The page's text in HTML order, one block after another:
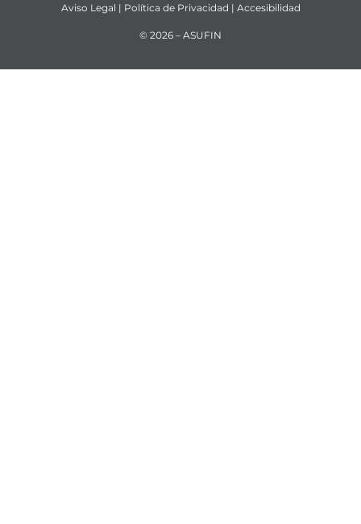
Aviso Legal | Política de Privacidad | Accesibilidad
© 2026 – ASUFIN